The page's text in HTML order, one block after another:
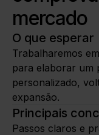
mercado
O que esperar
Trabalharemos
para elaborar um
personalizado,
expansão.
Principais
Passos claros e